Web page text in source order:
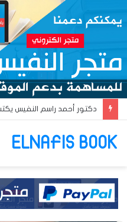
ELNAFIS BOOK